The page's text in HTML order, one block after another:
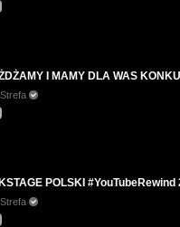
I MAMY DLA WAS
POLSKI #YouTubeRewind